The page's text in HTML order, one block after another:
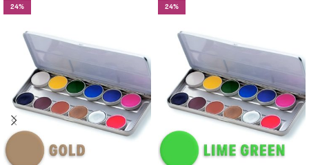
24%
24%